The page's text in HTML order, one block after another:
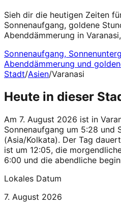
Sieh dir die heutigen Zeiten
Sonnenaufgang, goldene
Abenddämmerung in
Sonnenaufgang,
Abenddämmerung und
Stadt/Asien/Varanasi
Heute in dieser
Am 7. August 2026 ist in
Sonnenaufgang um 5:28 und
(Asia/Kolkata). Der Tag
ist um 12:05, die
6:00 und die abendliche
Lokales Datum
7. August 2026